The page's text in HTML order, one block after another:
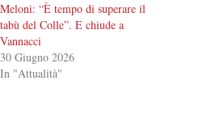
Meloni: “È tempo di superare il
tabù del Colle”. E chiude a
Vannacci
30 Giugno 2026
In "Attualità"